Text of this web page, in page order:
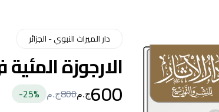
دار الميراث النبوي - الجزائر
الارجوزة
600ج.م800ج.م 25%-